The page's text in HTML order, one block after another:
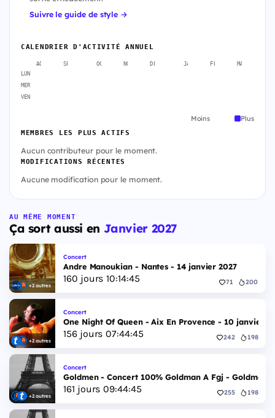
Suivre le guide de style →
CALENDRIER D'ACTIVITÉ ANNUEL
AOÛT SEPT. OCT. NOV. DÉC. JANV. FÉVR. MARS
LUN
MER
VEN
Moins Plus
MEMBRES LES PLUS ACTIFS
Aucun contributeur pour le moment.
MODIFICATIONS RÉCENTES
Aucune modification pour le moment.
AU MÊME MOMENT
Ça sort aussi en Janvier 2027
+2 autres
Concert
Andre Manoukian - Nantes - 14 janvier 2027
160 jours 10:14:44 71 200
+2 autres
Concert
One Night Of Queen - Aix En Provence - 10 janvier
156jours 07:44:44 242 198
+2 autres
Concert
Goldmen - Concert 100% Goldman A Fgj - Goldmen
161 jours 09:44:44 255 198